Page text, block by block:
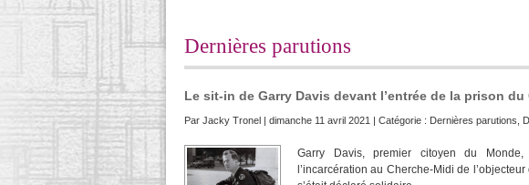
Dernières parutions
Le sit-in de Garry Davis devant l’entrée de la prison du
Par Jacky Tronel | dimanche 11 avril 2021 | Catégorie : Dernières parutions
Garry Davis, premier citoyen du Monde,
l’incarcération au Cherche-Midi de